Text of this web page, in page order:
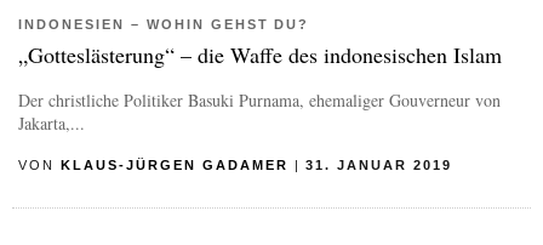
INDONESIEN – WOHIN GEHST DU?
„Gotteslästerung“ – die Waffe des indonesischen Islam
Der christliche Politiker Basuki Purnama, ehemaliger Gouverneur von
Jakarta,...
VON KLAUS-JÜRGEN GADAMER |31. JANUAR 2019